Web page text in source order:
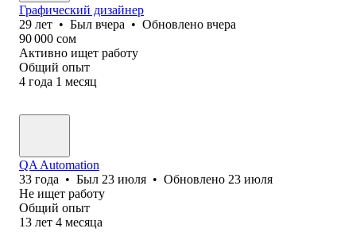
Графический дизайнер
29 лет • Был вчера • Обновлено вчера
90 000 сом
Активно ищет работу
Общий опыт
4 года 1 месяц
QA Automation
33 года • Был 23 июля • Обновлено 23 июля
Не ищет работу
Общий опыт
13 лет 4 месяца